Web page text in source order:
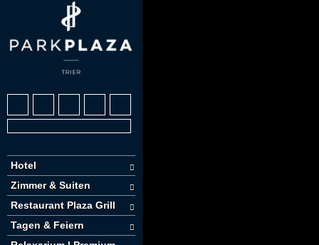
Hotel
Zimmer & Suiten
Restaurant Plaza Grill
Tagen & Feiern